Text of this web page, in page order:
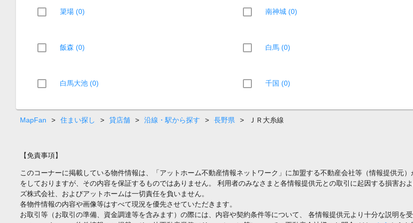
簗場 (0) 南神城 (0)
飯森 (0) 白馬 (0)
白馬大池 (0) 千国 (0)
MapFan > 住まい探し > 貸店舗 > 沿線・駅から探す > 長野県 > ＪＲ大糸線
【免責事項】
このコーナーに掲載している物件情報は、「アットホーム不動産情報ネットワーク」に加盟する不動産会社等（情報提供元
をしておりますが、その内容を保証するものではありません。 利用者のみなさまと各情報提供元との取引に起因する損害お
ズ株式会社、およびアットホームは一切責任を負いません。
各物件情報の内容や画像等はすべて現況を優先させていただきます。
お取引等（お取引の準備、資金調達等を含みます）の際には、内容や契約条件等について、 各情報提供元より十分な説明を